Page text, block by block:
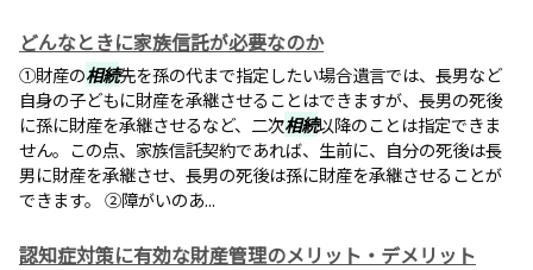
どんなときに家族信託が必要なのか
①財産の相続先を孫の代まで指定したい場合遺言では、長男など
自身の子どもに財産を承継させることはできますが、長男の死後
に孫に財産を承継させるなど、二次相続以降のことは指定できま
せん。この点、家族信託契約であれば、生前に、自分の死後は長
男に財産を承継させ、長男の死後は孫に財産を承継させることが
できます。 ②障がいのあ...
認知症対策に有効な財産管理のメリット・デメリット